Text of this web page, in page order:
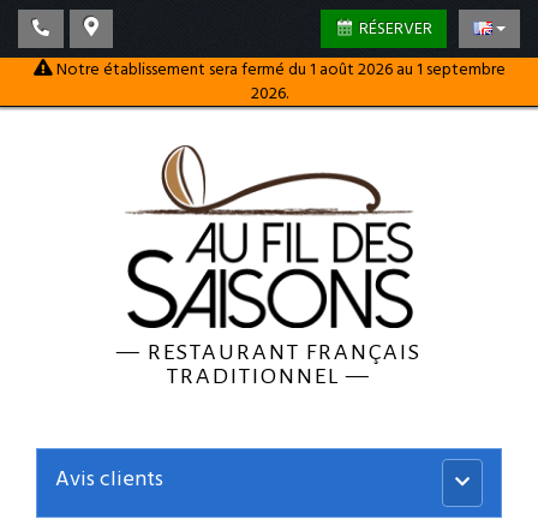
RÉSERVER
Notre établissement sera fermé du 1 août 2026 au 1 septembre
2026.
— RESTAURANT FRANÇAIS
TRADITIONNEL—
Menu
principal
Avis clients